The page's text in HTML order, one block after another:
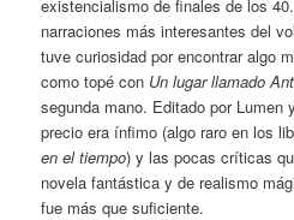
existencialismo de finales de los
narraciones más interesantes del
tuve curiosidad por encontrar algo
como topé con Un lugar llamado
segunda mano. Editado por Lumen
precio era ínfimo (algo raro en los
en el tiempo) y las pocas críticas
novela fantástica y de realismo
fue más que suficiente.